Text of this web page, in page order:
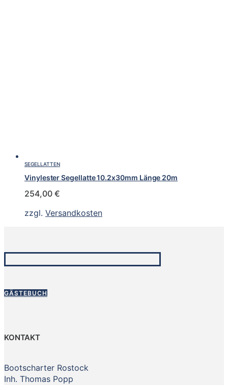
SEGELLATTEN
Vinylester Segellatte 10.2x30mm Länge 20m
254,00 €
zzgl. Versandkosten
GÄSTEBUCH
KONTAKT
Bootscharter Rostock
Inh. Thomas Popp